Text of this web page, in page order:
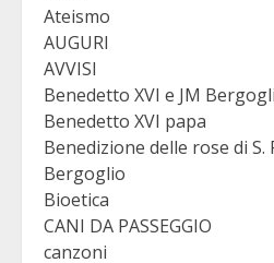
Ateismo
AUGURI
AVVISI
Benedetto XVI e JM
Benedetto XVI papa
Benedizione delle rose di S.
Bergoglio
Bioetica
CANI DA PASSEGGIO
canzoni